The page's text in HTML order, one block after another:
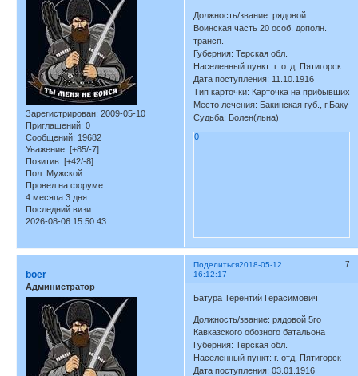
Зарегистрирован: 2009-05-10
Приглашений: 0
Сообщений: 19682
Уважение: [+85/-7]
Позитив: [+42/-8]
Пол: Мужской
Провел на форуме:
4 месяца 3 дня
Последний визит:
2026-08-06 15:50:43
Должность/звание: рядовой
Воинская часть 20 особ. дополн.
трансп.
Губерния: Терская обл.
Населенный пункт: г. отд. Пятигорск
Дата поступления: 11.10.1916
Тип карточки: Карточка на прибывших
Место лечения: Бакинская губ., г.Баку
Судьба: Болен(льна)
0
Поделиться 7
2018-05-12
16:12:17
boer
Администратор
Батура Терентий Герасимович
Должность/звание: рядовой 5го
Кавказского обозного батальона
Губерния: Терская обл.
Населенный пункт: г. отд. Пятигорск
Дата поступления: 03.01.1916